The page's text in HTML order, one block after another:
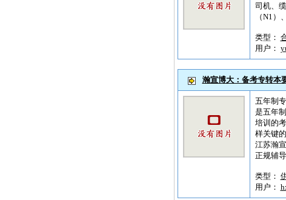
司机、
（N1
类型：
用户：
瀚宣博大：备考专转本
五年制
是五年
培训的
样关键
江苏瀚
正规辅
类型：
用户：